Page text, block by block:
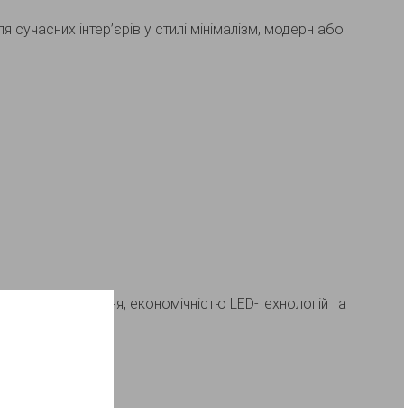
інтер’єрів у стилі мінімалізм, модерн або
читання, економічністю LED-технологій та